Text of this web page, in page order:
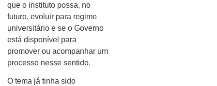
que o instituto possa, no
futuro, evoluir para regime
universitário e se o Governo
está disponível para
promover ou acompanhar um
processo nesse sentido.
O tema já tinha sido